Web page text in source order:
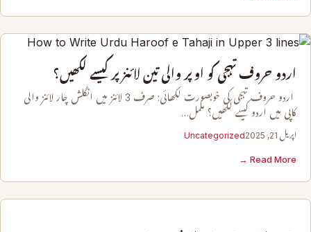
اردو حروف تہجی کو اوپر والی تین لائنز پر کیسے لکھیں؟
اردو حروف تہجی کی خوبصورت لکھائی: صرف 3 لائنز میں انگلش چار لائنز والی
کاپی میں اردو کیسے لکھیں؟ مکمل…
اپریل 21, 2025 Uncategorized
Read More →